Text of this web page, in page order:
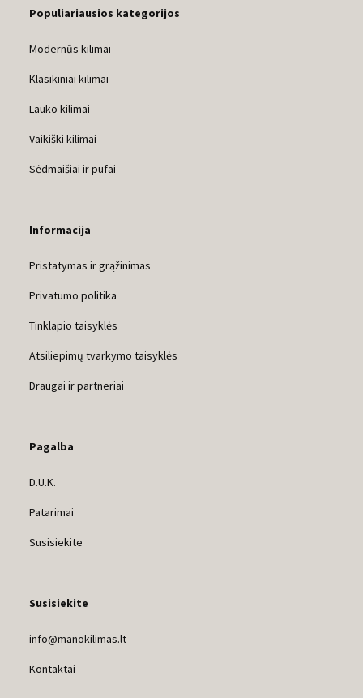
Populiariausios kategorijos
Modernūs kilimai
Klasikiniai kilimai
Lauko kilimai
Vaikiški kilimai
Sėdmaišiai ir pufai
Informacija
Pristatymas ir grąžinimas
Privatumo politika
Tinklapio taisyklės
Atsiliepimų tvarkymo taisyklės
Draugai ir partneriai
Pagalba
D.U.K.
Patarimai
Susisiekite
Susisiekite
info@manokilimas.lt
Kontaktai